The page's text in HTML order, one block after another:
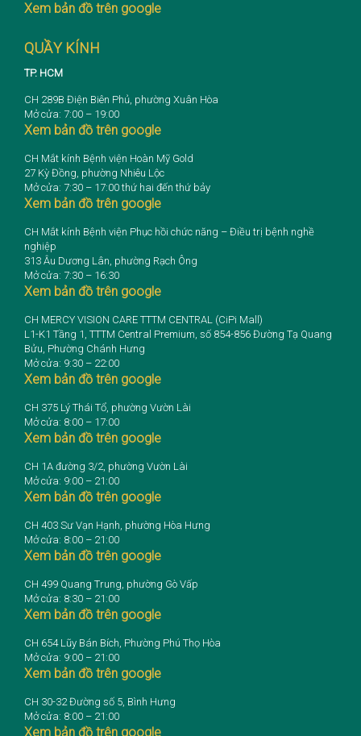
Xem bản đồ trên google
QUẦY KÍNH
TP. HCM
CH 289B Điện Biên Phủ, phường Xuân Hòa
Mở cửa: 7:00 – 19:00
Xem bản đồ trên google
CH Mắt kính Bệnh viện Hoàn Mỹ Gold
27 Kỳ Đồng, phường Nhiêu Lộc
Mở cửa: 7:30 – 17:00 thứ hai đến thứ bảy
Xem bản đồ trên google
CH Mắt kính Bệnh viện Phục hồi chức năng – Điều trị bệnh nghề
nghiệp
313 Âu Dương Lân, phường Rạch Ông
Mở cửa: 7:30 – 16:30
Xem bản đồ trên google
CH MERCY VISION CARE TTTM CENTRAL (CiPi Mall)
L1-K1 Tầng 1, TTTM Central Premium, số 854-856 Đường Tạ Quang
Bửu, Phường Chánh Hưng
Mở cửa: 9:30 – 22:00
Xem bản đồ trên google
CH 375 Lý Thái Tổ, phường Vườn Lài
Mở cửa: 8:00 – 17:00
Xem bản đồ trên google
CH 1A đường 3/2, phường Vườn Lài
Mở cửa: 9:00 – 21:00
Xem bản đồ trên google
CH 403 Sư Vạn Hạnh, phường Hòa Hưng
Mở cửa: 8:00 – 21:00
Xem bản đồ trên google
CH 499 Quang Trung, phường Gò Vấp
Mở cửa: 8:30 – 21:00
Xem bản đồ trên google
CH 654 Lũy Bán Bích, Phường Phú Thọ Hòa
Mở cửa: 9:00 – 21:00
Xem bản đồ trên google
CH 30-32 Đường số 5, Bình Hưng
Mở cửa: 8:00 – 21:00
Xem bản đồ trên google